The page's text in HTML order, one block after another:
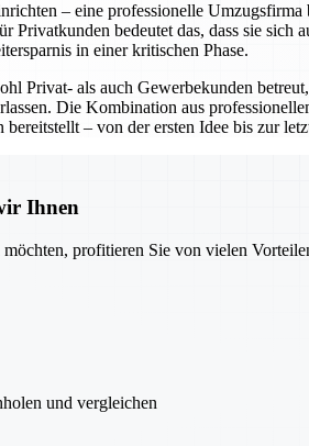
– eine professionelle
Privatkunden bedeutet das, dass sie
in einer kritischen Phase.
Privat- als auch Gewerbekunden
Die Kombination aus
bereitstellt – von der ersten Idee bis zur
Ihnen
profitieren Sie von vielen
und vergleichen